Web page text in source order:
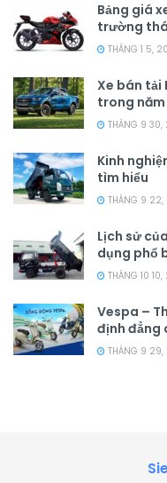
Bảng giá
trường
THÁNG 1 5,
Xe bán tải
trong năm
THÁNG 9
Kinh
tìm hiểu
THÁNG 9
Lịch sử
dụng phổ
THÁNG 10
Vespa –
định đẳng
THÁNG 9